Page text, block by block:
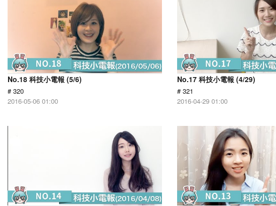
No.18 科技小電報 (5/6)
# 320
2016-05-06 01:00
No.17 科技小電報 (4/29)
# 321
2016-04-29 01:00